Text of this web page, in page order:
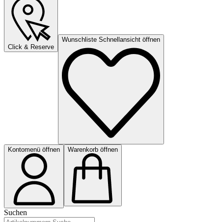
Click & Reserve
Wunschliste Schnellansicht öffnen
Kontomenü öffnen Warenkorb öffnen
Suchen